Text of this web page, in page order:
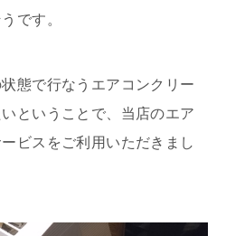
です。
態で行なうエアコンクリー
ということで、当店のエア
ビスをご利用いただきまし